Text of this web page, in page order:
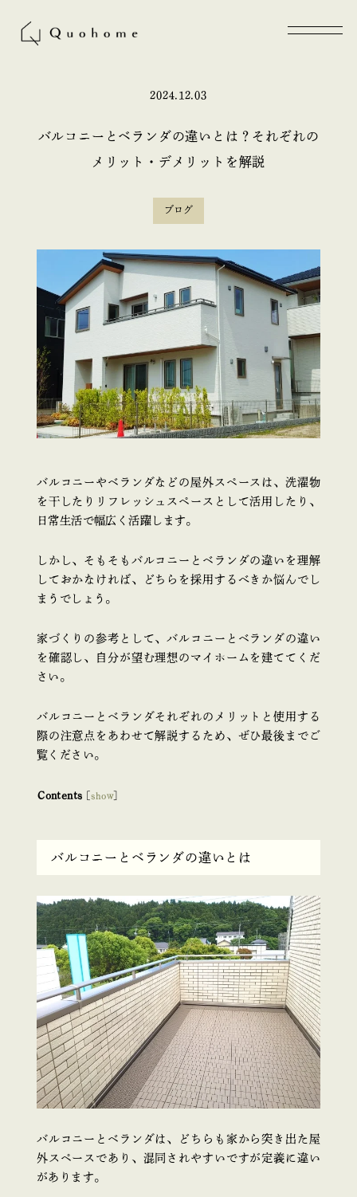
2024.12.03
バルコニーとベランダの違いとは？それぞれの
メリット・デメリットを解説
ブログ
バルコニーやベランダなどの屋外スペースは、洗濯物
を干したりリフレッシュスペースとして活用したり、
日常生活で幅広く活躍します。
しかし、そもそもバルコニーとベランダの違いを理解
しておかなければ、どちらを採用するべきか悩んでし
まうでしょう。
家づくりの参考として、バルコニーとベランダの違い
を確認し、自分が望む理想のマイホームを建ててくだ
さい。
バルコニーとベランダそれぞれのメリットと使用する
際の注意点をあわせて解説するため、ぜひ最後までご
覧ください。
Contents [show]
バルコニーとベランダの違いとは
バルコニーとベランダは、どちらも家から突き出た屋
外スペースであり、混同されやすいですが定義に違い
があります。